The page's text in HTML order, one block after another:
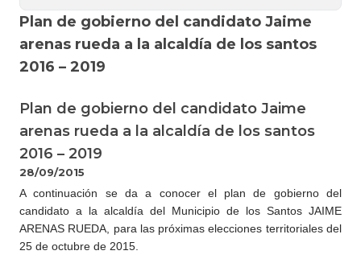
Plan de gobierno del candidato Jaime
arenas rueda a la alcaldía de los santos
2016 – 2019
Plan de gobierno del candidato Jaime
arenas rueda a la alcaldía de los santos
2016 – 2019
28/09/2015
​A continuación se da a conocer el plan de gobierno del
candidato a la alcaldía del Municipio de los Santos JAIME
ARENAS RUEDA, para las próximas elecciones territoriales del
25 de octubre de 2015.